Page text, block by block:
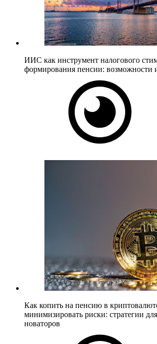
ИИС как инструмент налогового
формирования пенсии: возможности
Как копить на пенсию в
минимизировать риски: стратегии
новаторов